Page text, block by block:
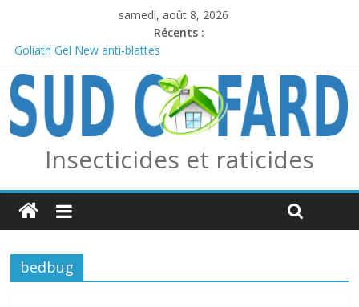
samedi, août 8, 2026
Récents :
Goliath Gel New anti-blattes
Edialux / Absolut Professionnel
PERMAX 100 EC
REPELINE – Répulsif Moustiques, Tiques et Phlébotomes
OUTCAST ANTI FOURMIS
Insecticides et raticides
bedbug